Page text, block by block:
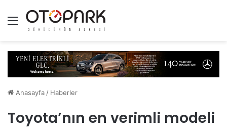
Menü
Anasayfa / Haberler
Toyota’nın en verimli modeli